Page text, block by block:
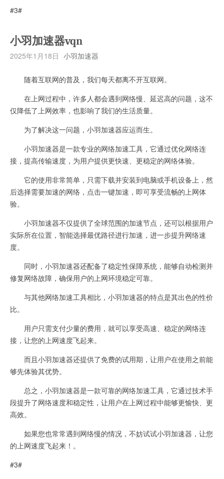
#3#
小羽加速器vqn
2025年1月18日 小羽加速器
随着互联网的普及，我们每天都离不开互联网。
在上网过程中，许多人都会遇到网络慢、延迟高的问题，这不
仅降低了上网效率，也影响了我们的生活质量。
为了解决这一问题，小羽加速器应运而生。
小羽加速器是一款专业的网络加速工具，它通过优化网络连
接，提高传输速度，为用户提供更快速、更稳定的网络体验。
它的使用非常简单，只需下载并安装到电脑或手机设备上，然
后选择需要加速的网络，点击一键加速，即可享受流畅的上网体
验。
小羽加速器不仅提供了全球范围的加速节点，还可以根据用户
实际所在位置，智能选择最优路径进行加速，进一步提升网络速
度。
同时，小羽加速器还配备了稳定性保障系统，能够自动检测并
修复网络故障，确保用户的上网环境稳定可靠。
与其他网络加速工具相比，小羽加速器的特点是其出色的性价
比。
用户只需支付少量的费用，就可以享受高速、稳定的网络连
接，让您的上网速度飞起来。
而且小羽加速器还提供了免费的试用期，让用户在使用之前能
够先体验其优势。
总之，小羽加速器是一款可靠的网络加速工具，它通过技术手
段提升了网络速度和稳定性，让用户在上网过程中能够更愉快、更
高效。
如果您也常常遇到网络慢的情况，不妨试试小羽加速器，让您
的上网速度飞起来！。
#3#